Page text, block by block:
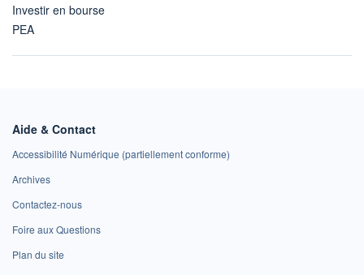
Investir en bourse
PEA
Aide & Contact
Accessibilité Numérique (partiellement conforme)
Archives
Contactez-nous
Foire aux Questions
Plan du site